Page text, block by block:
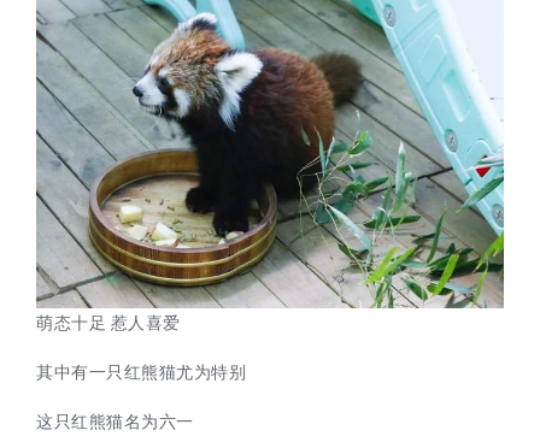
萌态十足 惹人喜爱
其中有一只红熊猫尤为特别
这只红熊猫名为六一